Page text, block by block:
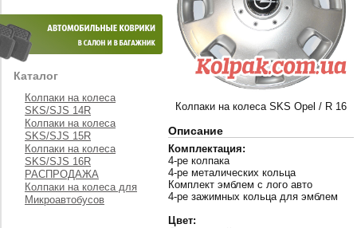
Каталог
Колпаки на колеса
SKS/SJS 14R
Колпаки на колеса
SKS/SJS 15R
Колпаки на колеса
SKS/SJS 16R
РАСПРОДАЖА
Колпаки на колеса для
Микроавтобусов
Колпаки на колеса SKS Opel / R 16
Описание
Комплектация:
4-ре колпака
4-ре металических кольца
Комплект эмблем с лого авто
4-ре зажимных кольца для эмблем
Цвет: